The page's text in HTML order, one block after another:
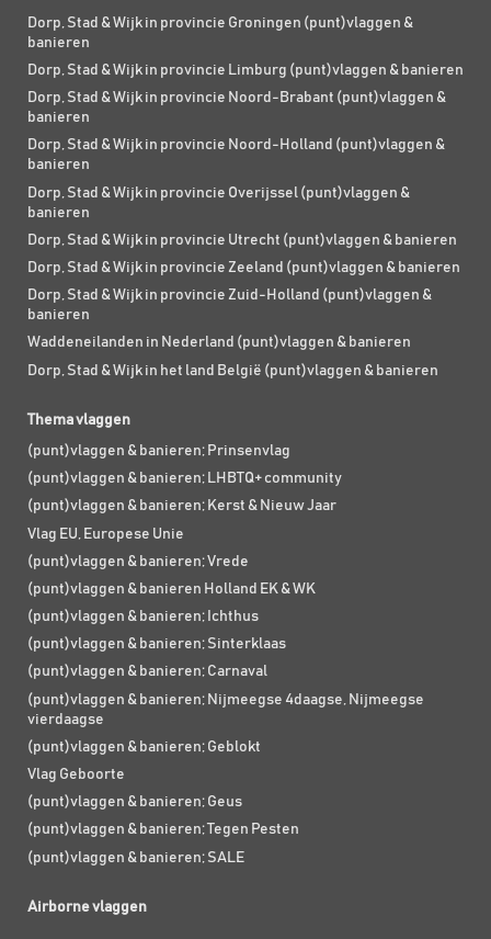
Dorp, Stad & Wijk in provincie Groningen (punt)vlaggen &
banieren
Dorp, Stad & Wijk in provincie Limburg (punt)vlaggen & banieren
Dorp, Stad & Wijk in provincie Noord-Brabant (punt)vlaggen &
banieren
Dorp, Stad & Wijk in provincie Noord-Holland (punt)vlaggen &
banieren
Dorp, Stad & Wijk in provincie Overijssel (punt)vlaggen &
banieren
Dorp, Stad & Wijk in provincie Utrecht (punt)vlaggen & banieren
Dorp, Stad & Wijk in provincie Zeeland (punt)vlaggen & banieren
Dorp, Stad & Wijk in provincie Zuid-Holland (punt)vlaggen &
banieren
Waddeneilanden in Nederland (punt)vlaggen & banieren
Dorp, Stad & Wijk in het land België (punt)vlaggen & banieren
Thema vlaggen
(punt)vlaggen & banieren; Prinsenvlag
(punt)vlaggen & banieren; LHBTQ+ community
(punt)vlaggen & banieren; Kerst & Nieuw Jaar
Vlag EU, Europese Unie
(punt)vlaggen & banieren; Vrede
(punt)vlaggen & banieren Holland EK & WK
(punt)vlaggen & banieren; Ichthus
(punt)vlaggen & banieren; Sinterklaas
(punt)vlaggen & banieren; Carnaval
(punt)vlaggen & banieren; Nijmeegse 4daagse, Nijmeegse
vierdaagse
(punt)vlaggen & banieren; Geblokt
Vlag Geboorte
(punt)vlaggen & banieren; Geus
(punt)vlaggen & banieren; Tegen Pesten
(punt)vlaggen & banieren; SALE
Airborne vlaggen